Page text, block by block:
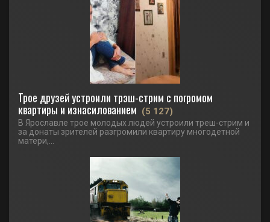
Трое друзей устроили трэш-стрим с погромом
квартиры и изнасилованием (5 127)
В Ярославле трое молодых людей устроили треш-стрим и
за донаты зрителей разгромили квартиру многодетной
матери,...